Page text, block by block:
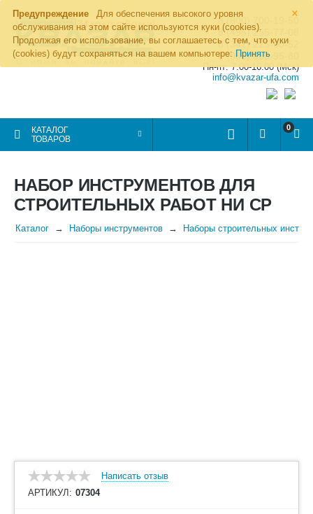
×
Предупреждение
Для обеспечения высокого уровня
обслуживания на этом сайте используются куки (cookies).
Продолжая его использование, вы соглашаетесь с тем, что куки
(cookies) будут сохраняться на вашем компьютере: Принять
8 (800) 700-19-50
8 (495) 255-77-08
8 (347) 225-00-52
8 (986) 963-95-80
Пн-пт: 7.00-16.00 (Мск)
info@kvazar-ufa.com
КАТАЛОГ
ТОВАРОВ
0
НАБОР ИНСТРУМЕНТОВ ДЛЯ
СТРОИТЕЛЬНЫХ РАБОТ НИ СР
Каталог Наборы инструментов Наборы строительных
Написать отзыв
АРТИКУЛ: 07304